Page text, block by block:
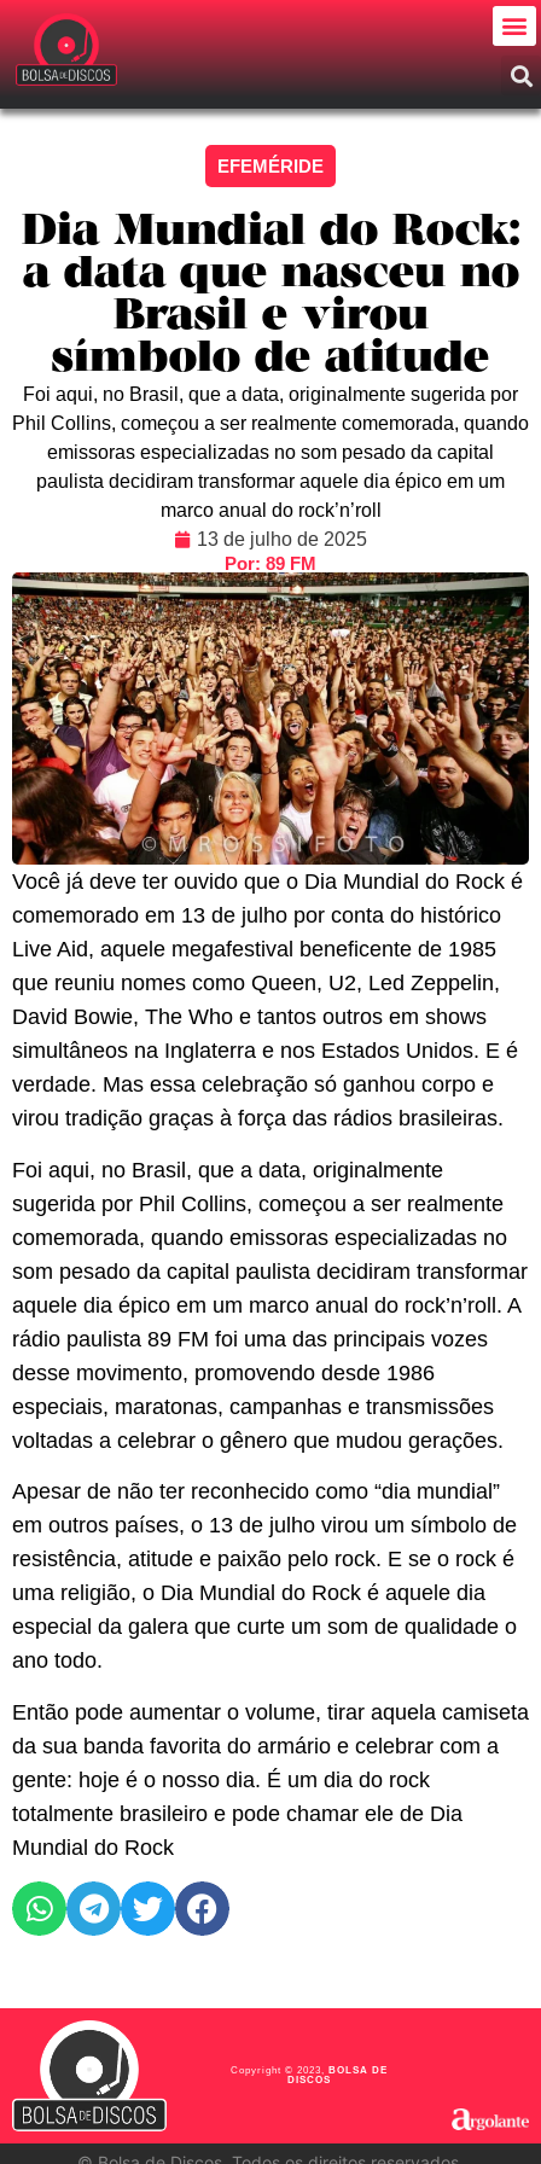
EFEMÉRIDE
Dia Mundial do Rock:
a data que nasceu no
Brasil e virou
símbolo de atitude
Foi aqui, no Brasil, que a data, originalmente sugerida por
Phil Collins, começou a ser realmente comemorada, quando
emissoras especializadas no som pesado da capital
paulista decidiram transformar aquele dia épico em um
marco anual do rock’n’roll
13 de julho de 2025
Por: 89 FM
Você já deve ter ouvido que o Dia Mundial do Rock é
comemorado em 13 de julho por conta do histórico
Live Aid, aquele megafestival beneficente de 1985
que reuniu nomes como Queen, U2, Led Zeppelin,
David Bowie, The Who e tantos outros em shows
simultâneos na Inglaterra e nos Estados Unidos. E é
verdade. Mas essa celebração só ganhou corpo e
virou tradição graças à força das rádios brasileiras.
Foi aqui, no Brasil, que a data, originalmente
sugerida por Phil Collins, começou a ser realmente
comemorada, quando emissoras especializadas no
som pesado da capital paulista decidiram transformar
aquele dia épico em um marco anual do rock’n’roll. A
rádio paulista 89 FM foi uma das principais vozes
desse movimento, promovendo desde 1986
especiais, maratonas, campanhas e transmissões
voltadas a celebrar o gênero que mudou gerações.
Apesar de não ter reconhecido como “dia mundial”
em outros países, o 13 de julho virou um símbolo de
resistência, atitude e paixão pelo rock. E se o rock é
uma religião, o Dia Mundial do Rock é aquele dia
especial da galera que curte um som de qualidade o
ano todo.
Então pode aumentar o volume, tirar aquela camiseta
da sua banda favorita do armário e celebrar com a
gente: hoje é o nosso dia. É um dia do rock
totalmente brasileiro e pode chamar ele de Dia
Mundial do Rock
Copyright © 2023, BOLSA DE
DISCOS